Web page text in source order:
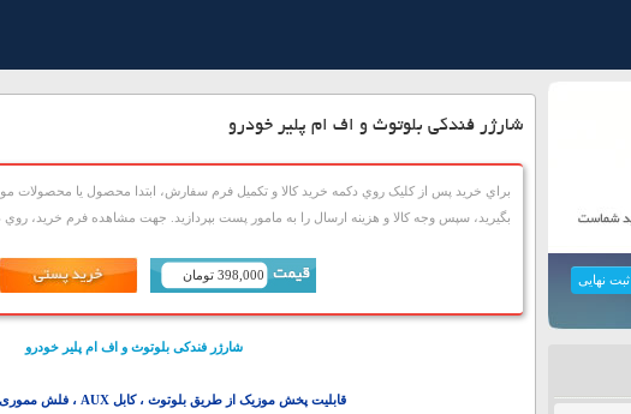
ثبت نهایی
شارژر فندکی بلوتوث و اف ام پلیر خودرو
براي خريد پس از کليک روي دکمه خريد کالا و تکميل فرم سفارش، ابتدا محصول يا محصولات
بگيريد، سپس وجه کالا و هزينه ارسال را به مامور پست بپردازيد. جهت مشاهده فرم خريد، روي
398,000 تومان
شارژر فندکی بلوتوث و اف ام پلیر خودرو
قابلیت پخش موزیک از طریق بلوتوث ، کابل AUX ، فلش مموری، مموری کارت